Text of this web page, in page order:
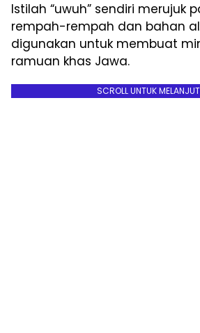
Istilah “uwuh” sendiri merujuk
rempah-rempah dan bahan
digunakan untuk membuat
ramuan khas Jawa.
SCROLL UNTUK